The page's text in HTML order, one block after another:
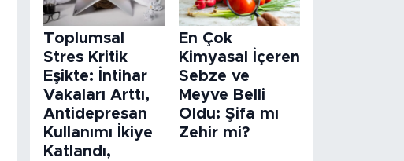
Toplumsal
Stres Kritik
Eşikte: İntihar
Vakaları Arttı,
Antidepresan
Kullanımı İkiye
Katlandı,
En Çok
Kimyasal İçeren
Sebze ve
Meyve Belli
Oldu: Şifa mı
Zehir mi?